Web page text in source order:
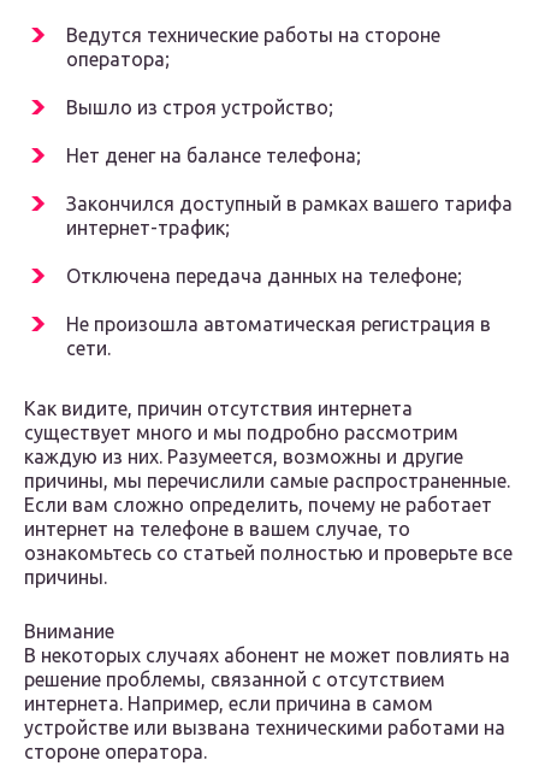
Ведутся технические работы на стороне
оператора;
Вышло из строя устройство;
Нет денег на балансе телефона;
Закончился доступный в рамках вашего тарифа
интернет-трафик;
Отключена передача данных на телефоне;
Не произошла автоматическая регистрация в
сети.
Как видите, причин отсутствия интернета
существует много и мы подробно рассмотрим
каждую из них. Разумеется, возможны и другие
причины, мы перечислили самые распространенные.
Если вам сложно определить, почему не работает
интернет на телефоне в вашем случае, то
ознакомьтесь со статьей полностью и проверьте все
причины.
Внимание
В некоторых случаях абонент не может повлиять на
решение проблемы, связанной с отсутствием
интернета. Например, если причина в самом
устройстве или вызвана техническими работами на
стороне оператора.